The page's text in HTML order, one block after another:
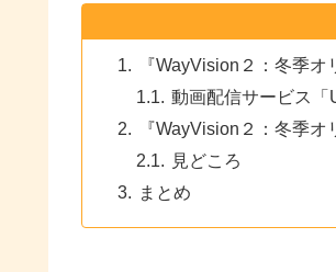
『WayVision２：冬季
動画配信サービス「
『WayVision２：冬季
見どころ
まとめ